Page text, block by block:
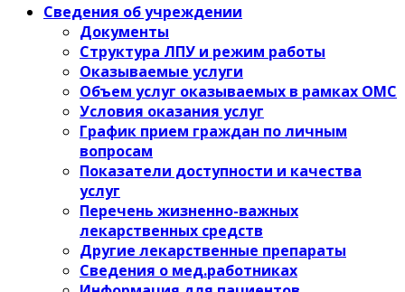
Сведения об учреждении
Документы
Структура ЛПУ и режим работы
Оказываемые услуги
Объем услуг оказываемых в рамках ОМС
Условия оказания услуг
График прием граждан по личным
вопросам
Показатели доступности и качества
услуг
Перечень жизненно-важных
лекарственных средств
Другие лекарственные препараты
Сведения о мед.работниках